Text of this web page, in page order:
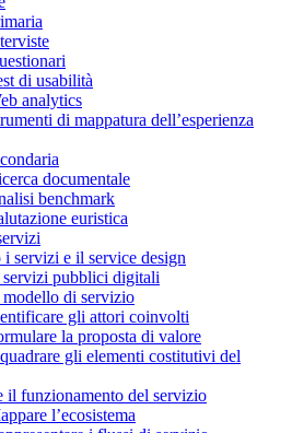
di usabilità
analytics
di mappatura dell’esperienza
documentale
benchmark
euristica
i servizi e il service design
servizi pubblici digitali
di servizio
gli attori coinvolti
la proposta di valore
gli elementi costitutivi del
il funzionamento del servizio
l’ecosistema